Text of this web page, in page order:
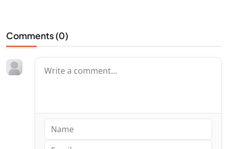
Comments (0)